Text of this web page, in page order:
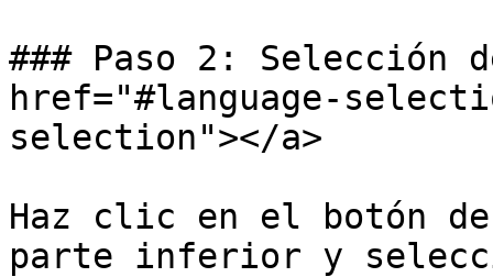
### Paso 2: Selección
href="#language-
selection"></a>
Haz clic en el botón
parte inferior y